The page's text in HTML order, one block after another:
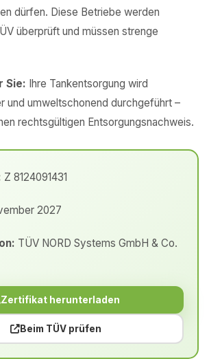
dürfen. Diese Betriebe werden
überprüft und müssen strenge
Sie: Ihre Tankentsorgung wird
und umweltschonend durchgeführt –
rechtsgültigen Entsorgungsnachweis.
Z 8124091431
2027
TÜV NORD Systems GmbH & Co.
Zertifikat herunterladen
Beim TÜV prüfen